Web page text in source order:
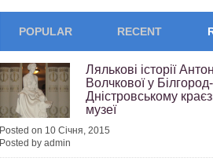
POPULAR RECENT
Лялькові історії
Волчкової у Білгород-
Дністровському
музеї
Posted on 10 Січня, 2015
Posted by admin